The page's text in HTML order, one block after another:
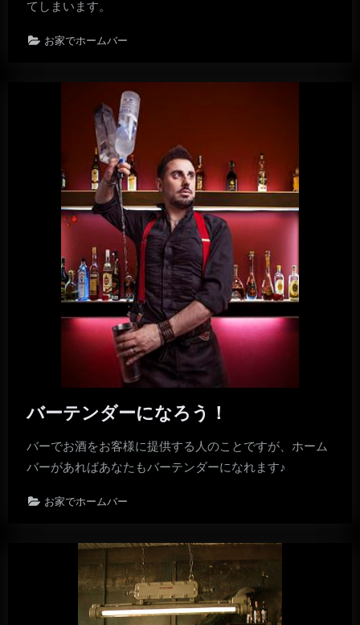
てしまいます。
お家でホームバー
バーテンダーになろう！
バーでお酒をお客様に提供する人のことですが、ホーム
バーがあればあなたもバーテンダーになれます♪
お家でホームバー